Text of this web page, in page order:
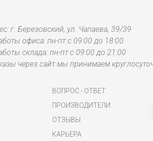
г. Березовский, ул. Чапаева, 39/39
офиса: пн-пт с 09:00 до 18:00
склада: пн-пт с 09:00 до 21:00
через сайт мы принимаем
ВОПРОС - ОТВЕТ
ПРОИЗВОДИТЕЛИ
ОТЗЫВЫ
КАРЬЕРА